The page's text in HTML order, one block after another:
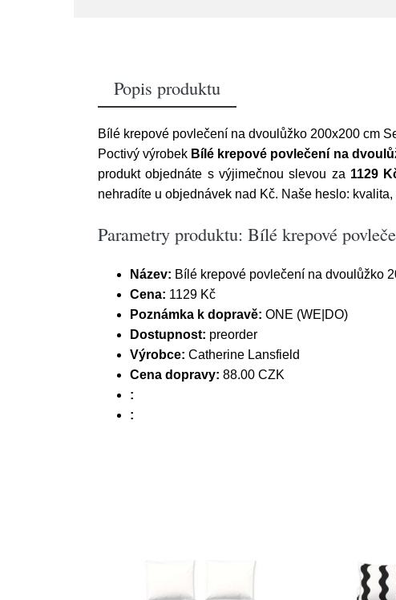
Popis produktu
Bílé krepové povlečení na dvoulůžko 200x200 cm
Poctivý výrobek Bílé krepové povlečení na
produkt objednáte s výjimečnou slevou za 1129
nehradíte u objednávek nad Kč. Naše heslo:
Parametry produktu: Bílé krepové
Název: Bílé krepové povlečení na dvoulůžko
Cena: 1129 Kč
Poznámka k dopravě: ONE (WE|DO)
Dostupnost: preorder
Výrobce: Catherine Lansfield
Cena dopravy: 88.00 CZK
:
: